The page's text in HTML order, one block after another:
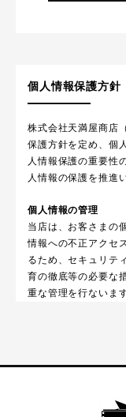
個人情報保護方針
株式会社天満屋商店
保護方針を定め、個
人情報保護の重要性
人情報の保護を推進
個人情報の管理
当店は、お客さまの
情報への不正アクセ
るため、セキュリテ
育の徹底等の必要な
重な管理を行ないます
個人情報の第三者へ